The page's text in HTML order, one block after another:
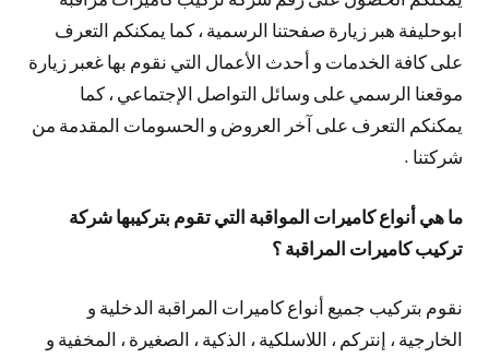
ابوحليفة هبر زيارة صفحتنا الرسمية ، كما يمكنكم التعرف
على كافة الخدمات و أحدث الأعمال التي نقوم بها غعبر زيارة
موقعنا الرسمي على وسائل التواصل الإجتماعي ، كما
يمكنكم التعرف على آخر العروض و الحسومات المقدمة من
شركتنا .
ما هي أنواع كاميرات المواقبة التي تقوم بتركيبها شركة
تركيب كاميرات المراقبة ؟
نقوم بتركيب جميع أنواع كاميرات المراقبة الدخلية و
الخارجية ، إنتركم ، اللاسلكية ، الذكية ، الصغيرة ، المخفية و